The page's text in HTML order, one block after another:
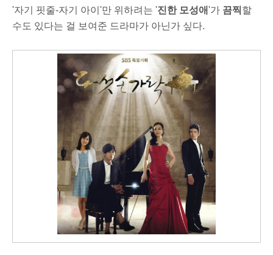
'자기 핏줄-자기 아이'만 위하려는 '진한 모성애'가 끔찍할
수도 있다는 걸 보여준 드라마가 아닌가 싶다.